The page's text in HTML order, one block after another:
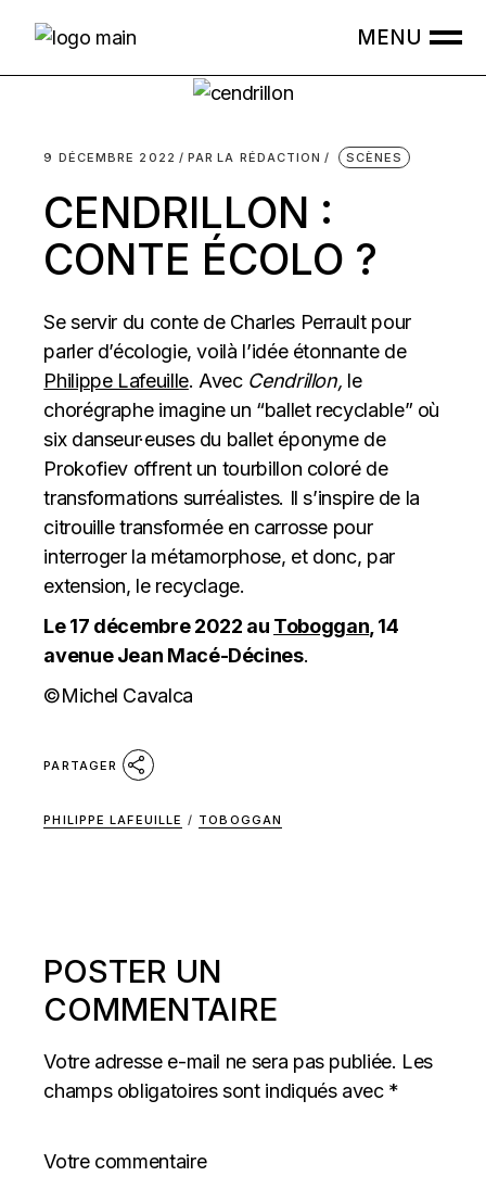
9 DÉCEMBRE 2022 PAR LA RÉDACTION SCÈNES
CENDRILLON :
CONTE ÉCOLO ?
Se servir du conte de Charles Perrault pour
parler d’écologie, voilà l’idée étonnante de
Philippe Lafeuille. Avec Cendrillon, le
chorégraphe imagine un “ballet recyclable” où
six danseur·euses du ballet éponyme de
Prokofiev offrent un tourbillon coloré de
transformations surréalistes. Il s’inspire de la
citrouille transformée en carrosse pour
interroger la métamorphose, et donc, par
extension, le recyclage.
Le 17 décembre 2022 au Toboggan , 14
avenue Jean Macé-Décines.
©Michel Cavalca
PARTAGER
PHILIPPE LAFEUILLE / TOBOGGAN
POSTER UN
COMMENTAIRE
Votre adresse e-mail ne sera pas publiée. Les
champs obligatoires sont indiqués avec *